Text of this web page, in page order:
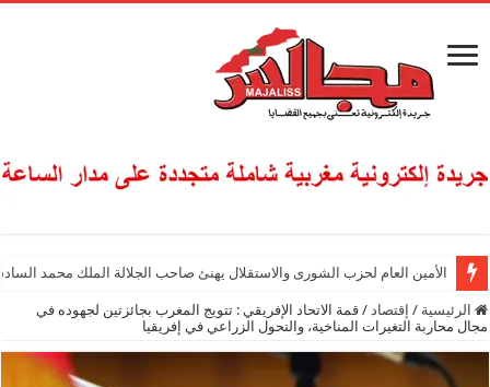
الأمين العام لحزب الشورى والاستقلال يهنئ صاحب الجلالة الملك محمد
الرئيسية / إقتصاد / قمة الاتحاد الإفريقي : تتويج المغرب بجائزتين لجهوده في
مجال محاربة التغيرات المناخية، والتحول الزراعي في إفريقيا